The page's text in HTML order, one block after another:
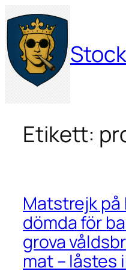
Hoppa
till
innehåll
Etikett:
Matstrejk
dömda för
grova
mat – låstes